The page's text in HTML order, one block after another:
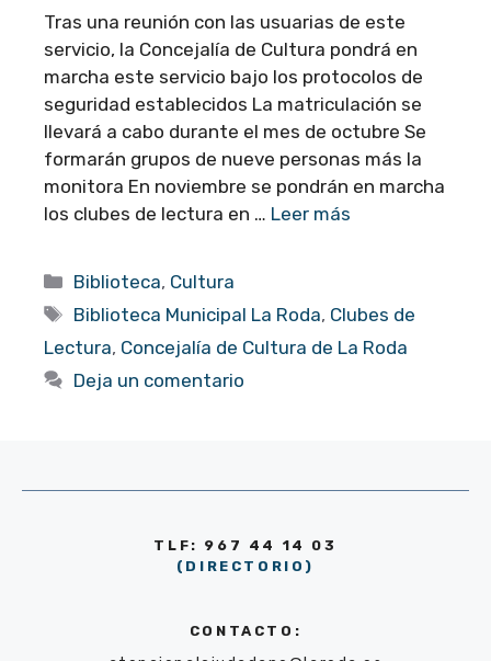
Tras una reunión con las usuarias de este
servicio, la Concejalía de Cultura pondrá en
marcha este servicio bajo los protocolos de
seguridad establecidos La matriculación se
llevará a cabo durante el mes de octubre Se
formarán grupos de nueve personas más la
monitora En noviembre se pondrán en marcha
los clubes de lectura en … Leer más
Categorías
Biblioteca, Cultura
Etiquetas
Biblioteca Municipal La Roda, Clubes de
Lectura, Concejalía de Cultura de La Roda
Deja un comentario
TLF: 967 44 14 03
(DIRECTORIO)
CONTACTO: